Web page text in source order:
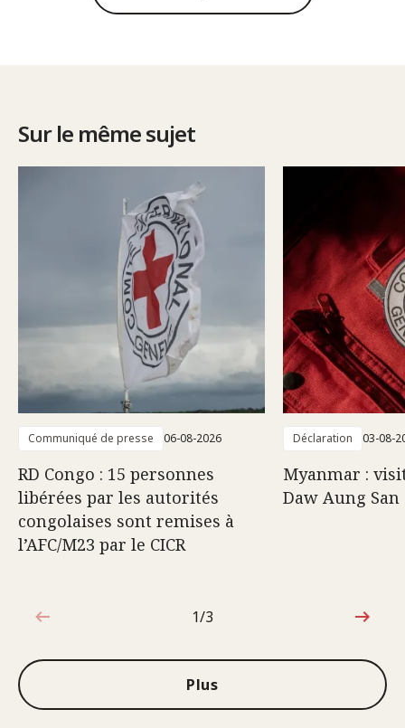
Sur le même sujet
Communiqué de presse 06-08-2026
RD Congo : 15 personnes
libérées par les autorités
congolaises sont remises à
l’AFC/M23 par le CICR
Déclaration 03-08-
Myanmar :
Daw Aung San
1sur3
1/3
Plus